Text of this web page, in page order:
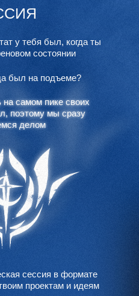
у тебя был, когда ты
состоянии
был на подъеме?
сессия в формате
проектам и идеям
самом пике своих
поэтому мы сразу
делом
самом пике своих
поэтому мы сразу
делом